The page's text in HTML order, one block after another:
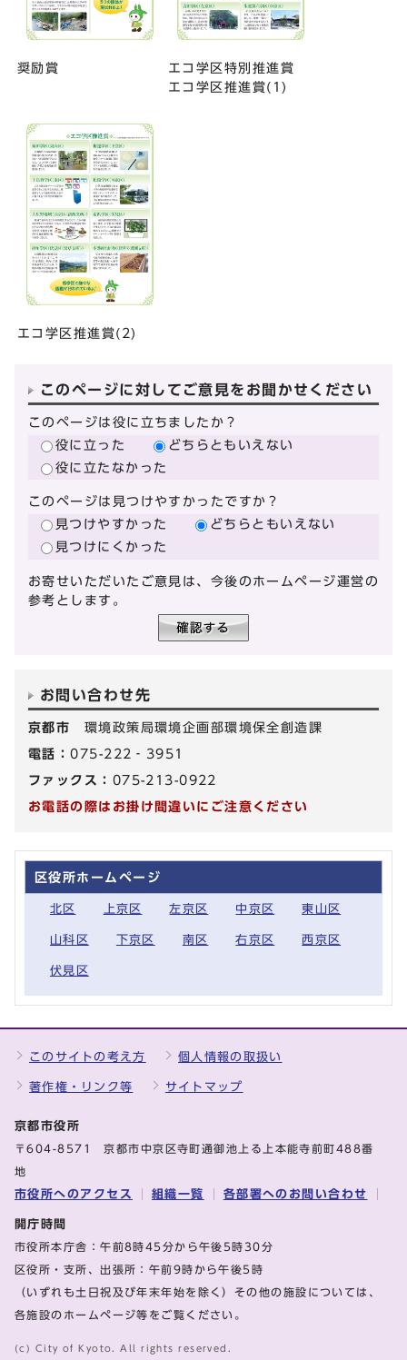
奨励賞
エコ学区特別推進賞
エコ学区推進賞(1)
エコ学区推進賞(2)
このページに対してご意見をお聞かせください
このページは役に立ちましたか？
役に立った
どちらともいえない
役に立たなかった
このページは見つけやすかったですか？
見つけやすかった
どちらともいえない
見つけにくかった
お寄せいただいたご意見は、今後のホームページ運営の
参考とします。
お問い合わせ先
京都市 環境政策局環境企画部環境保全創造課
電話：075-222‐3951
ファックス： 075-213-0922
お電話の際はお掛け間違いにご注意ください
区役所ホームページ
北区 上京区 左京区 中京区 東山区
山科区 下京区 南区 右京区 西京区
伏見区
このサイトの考え方 個人情報の取扱い
著作権・リンク等 サイトマップ
京都市役所
〒604-8571 京都市中京区寺町通御池上る上本能寺前町488番
地
市役所へのアクセス 組織一覧 各部署へのお問い合わせ
開庁時間
市役所本庁舎：午前8時45分から午後5時30分
区役所・支所、出張所：午前9時から午後5時
（いずれも土日祝及び年末年始を除く）その他の施設については、
各施設のホームページ等をご覧ください。
(c) City of Kyoto. All rights reserved.